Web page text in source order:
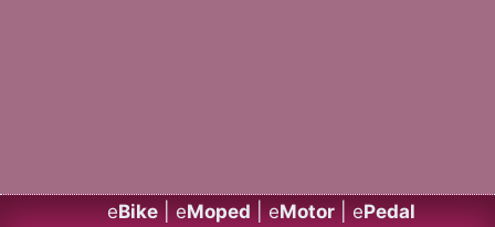
eBike | eMoped | eMotor | ePedal